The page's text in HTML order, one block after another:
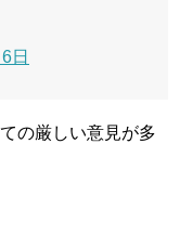
日
の厳しい意見が多